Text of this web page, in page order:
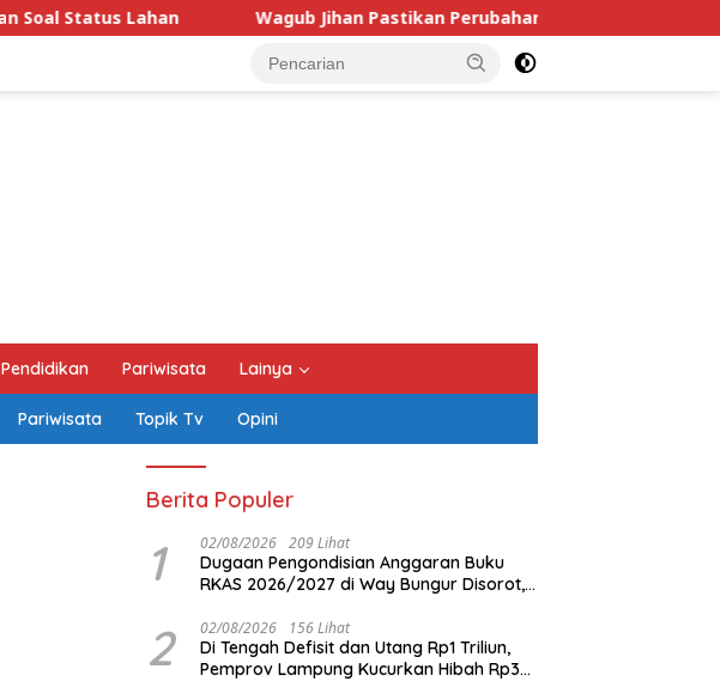
Wagub Jihan Pastikan Perubahan KUA-PPAS 2026 Prioritaskan Pelayanan Publik
Pendidikan Pariwisata Lainya
Pariwisata Topik Tv Opini
Berita Populer
1 02/08/2026 209 Lihat
Dugaan Pengondisian Anggaran Buku
RKAS 2026/2027 di Way Bungur Disorot,
Keuntungan untuk Rekreasi
2 02/08/2026 156 Lihat
Di Tengah Defisit dan Utang Rp1 Triliun,
Pemprov Lampung Kucurkan Hibah Rp35